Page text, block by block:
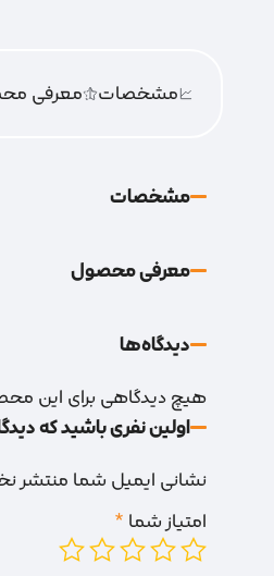
مشخصات معرفی
مشخصات
معرفی محصول
دیدگاه‌‌ها
هیچ دیدگاهی برای این
اولین نفری باشید که دیدگاهی
نشانی ایمیل شما منتشر
امتیاز شما *